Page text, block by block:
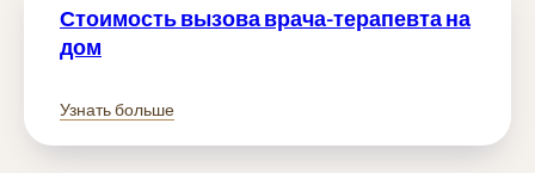
Стоимость вызова врача-терапевта на
дом
Узнать больше